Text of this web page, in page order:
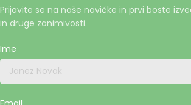
Prijavite se na naše novičke in prvi boste
in druge zanimivosti.
Ime